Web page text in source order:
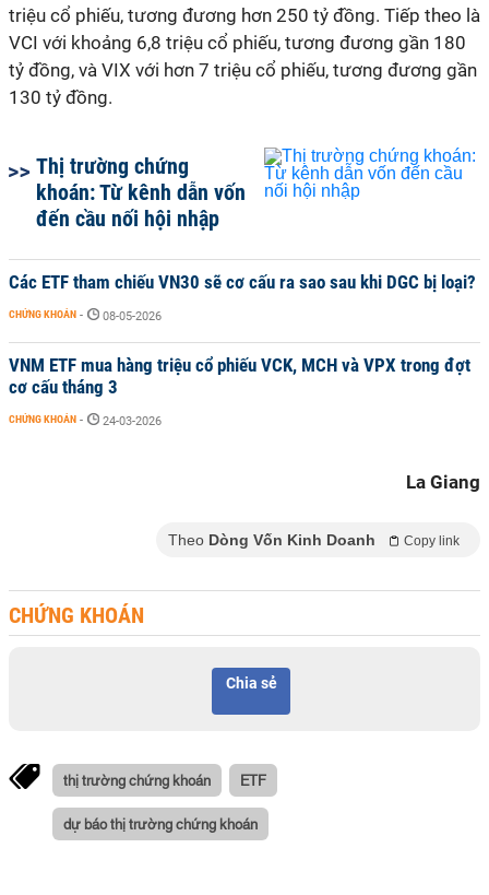
triệu cổ phiếu, tương đương hơn 250 tỷ đồng. Tiếp theo là
VCI với khoảng 6,8 triệu cổ phiếu, tương đương gần 180
tỷ đồng, và VIX với hơn 7 triệu cổ phiếu, tương đương gần
130 tỷ đồng.
Thị trường chứng
khoán: Từ kênh dẫn vốn
đến cầu nối hội nhập
Các ETF tham chiếu VN30 sẽ cơ cấu ra sao sau khi DGC bị loại?
CHỨNG KHOÁN - 08-05-2026
VNM ETF mua hàng triệu cổ phiếu VCK, MCH và VPX trong đợt
cơ cấu tháng 3
CHỨNG KHOÁN - 24-03-2026
La Giang
Theo Dòng Vốn Kinh Doanh Copy link
CHỨNG KHOÁN
Chia sẻ
thị trường chứng khoán ETF
dự báo thị trường chứng khoán